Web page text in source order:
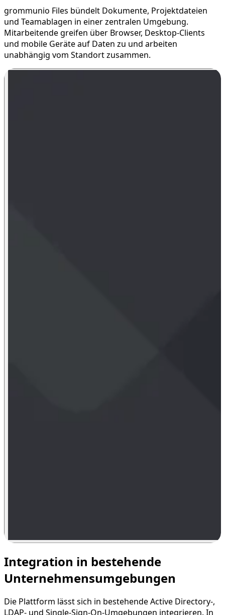
grommunio Files bündelt Dokumente, Projektdateien
und Teamablagen in einer zentralen Umgebung.
Mitarbeitende greifen über Browser, Desktop-Clients
und mobile Geräte auf Daten zu und arbeiten
unabhängig vom Standort zusammen.
Integration in bestehende
Unternehmensumgebungen
Die Plattform lässt sich in bestehende Active Directory-,
LDAP- und Single-Sign-On-Umgebungen integrieren. In